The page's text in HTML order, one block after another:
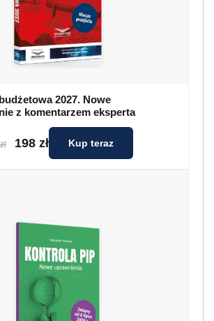
2027. Nowe
z komentarzem eksperta
198 zł Kup teraz